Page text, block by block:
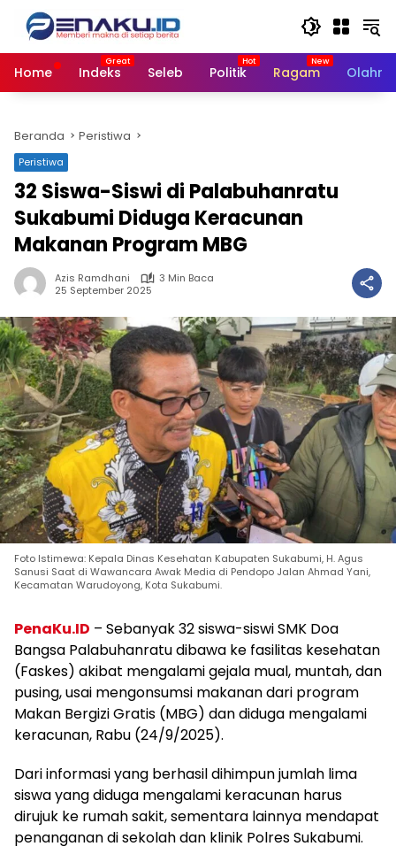
Langsung
konten
Home
Indeks Seleb Politik Ragam
Beranda Peristiwa
Peristiwa
32 Siswa-Siswi di Palabuhanratu
Sukabumi Diduga Keracunan
Makanan Program MBG
Azis Ramdhani
3 Min Baca
25 September 2025
Foto Istimewa: Kepala Dinas Kesehatan Kabupaten Sukabumi, H. Agus
Sanusi Saat di Wawancara Awak Media di Pendopo Jalan Ahmad Yani,
Kecamatan Warudoyong, Kota Sukabumi.
PenaKu.ID – Sebanyak 32 siswa-siswi SMK Doa
Bangsa Palabuhanratu dibawa ke fasilitas kesehatan
(Faskes) akibat mengalami gejala mual, muntah, dan
pusing, usai mengonsumsi makanan dari program
Makan Bergizi Gratis (MBG) dan diduga mengalami
keracunan, Rabu (24/9/2025).
Dari informasi yang berhasil dihimpun jumlah lima
siswa yang diduga mengalami keracunan harus
dirujuk ke rumah sakit, sementara lainnya mendapat
penanganan di sekolah dan klinik Polres Sukabumi.